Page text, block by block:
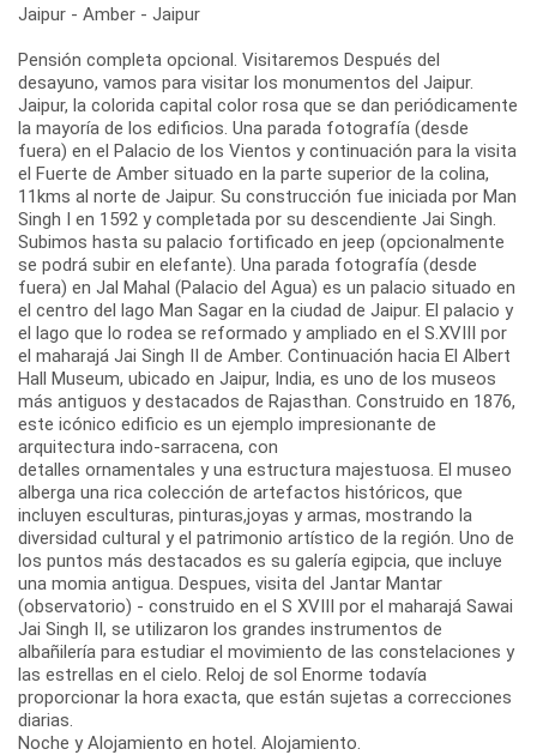
Jaipur - Amber - Jaipur
Pensión completa opcional. Visitaremos Después del
desayuno, vamos para visitar los monumentos del Jaipur.
Jaipur, la colorida capital color rosa que se dan periódicamente
la mayoría de los edificios. Una parada fotografía (desde
fuera) en el Palacio de los Vientos y continuación para la visita
el Fuerte de Amber situado en la parte superior de la colina,
11kms al norte de Jaipur. Su construcción fue iniciada por Man
Singh I en 1592 y completada por su descendiente Jai Singh.
Subimos hasta su palacio fortificado en jeep (opcionalmente
se podrá subir en elefante). Una parada fotografía (desde
fuera) en Jal Mahal (Palacio del Agua) es un palacio situado en
el centro del lago Man Sagar en la ciudad de Jaipur. El palacio y
el lago que lo rodea se reformado y ampliado en el S.XVIII por
el maharajá Jai Singh II de Amber. Continuación hacia El Albert
Hall Museum, ubicado en Jaipur, India, es uno de los museos
más antiguos y destacados de Rajasthan. Construido en 1876,
este icónico edificio es un ejemplo impresionante de
arquitectura indo-sarracena, con
detalles ornamentales y una estructura majestuosa. El museo
alberga una rica colección de artefactos históricos, que
incluyen esculturas, pinturas,joyas y armas, mostrando la
diversidad cultural y el patrimonio artístico de la región. Uno de
los puntos más destacados es su galería egipcia, que incluye
una momia antigua. Despues, visita del Jantar Mantar
(observatorio) - construido en el S XVIII por el maharajá Sawai
Jai Singh II, se utilizaron los grandes instrumentos de
albañilería para estudiar el movimiento de las constelaciones y
las estrellas en el cielo. Reloj de sol Enorme todavía
proporcionar la hora exacta, que están sujetas a correcciones
diarias.
Noche y Alojamiento en hotel. Alojamiento.